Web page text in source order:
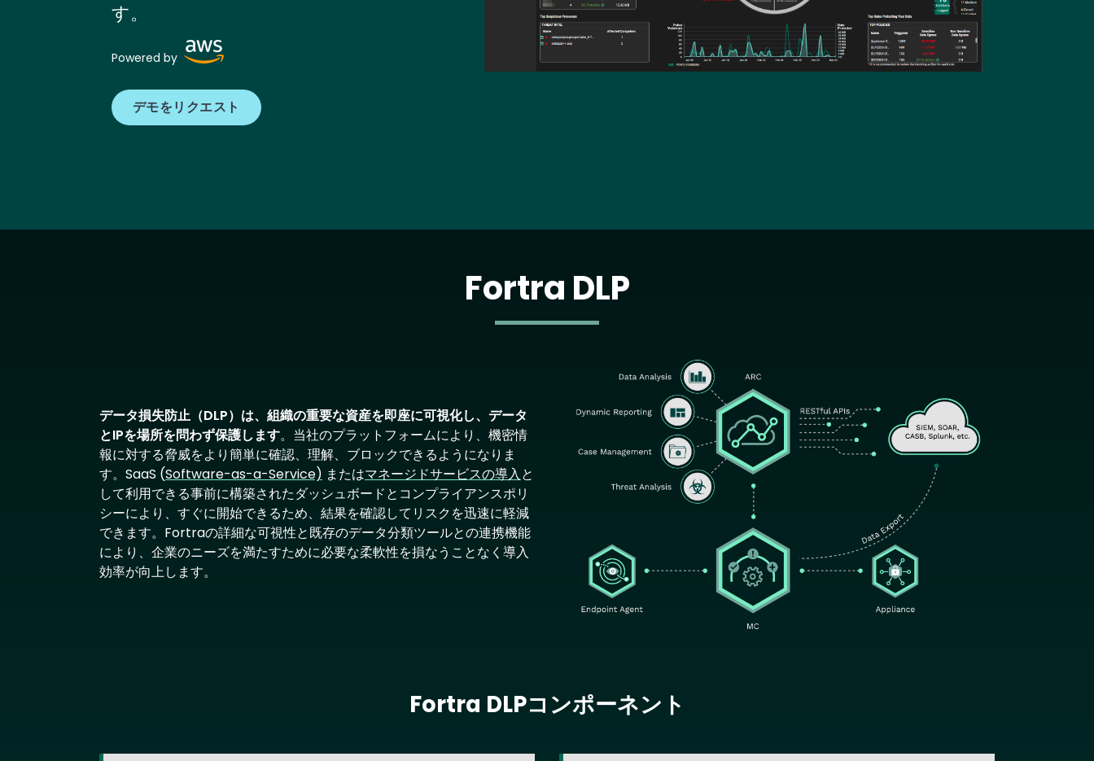
す。
Powered by Image
デモをリクエスト
Fortra DLP
データ損失防止（DLP）は、組織の重要な資産を即座に可視化し、データ
とIPを場所を問わず保護します。当社のプラットフォームにより、機密情
報に対する脅威をより簡単に確認、理解、ブロックできるようになりま
す。SaaS (Software-as-a-Service) またはマネージドサービスの導入と
して利用できる事前に構築されたダッシュボードとコンプライアンスポリ
シーにより、すぐに開始できるため、結果を確認してリスクを迅速に軽減
できます。Fortraの詳細な可視性と既存のデータ分類ツールとの連携機能
により、企業のニーズを満たすために必要な柔軟性を損なうことなく導入
効率が向上します。
Fortra DLPコンポーネント